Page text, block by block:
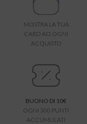
MOSTRA LA TUA
CARD AD OGNI
ACQUISTO
BUONO DI 10€
OGNI 300 PUNTI
ACCUMULATI